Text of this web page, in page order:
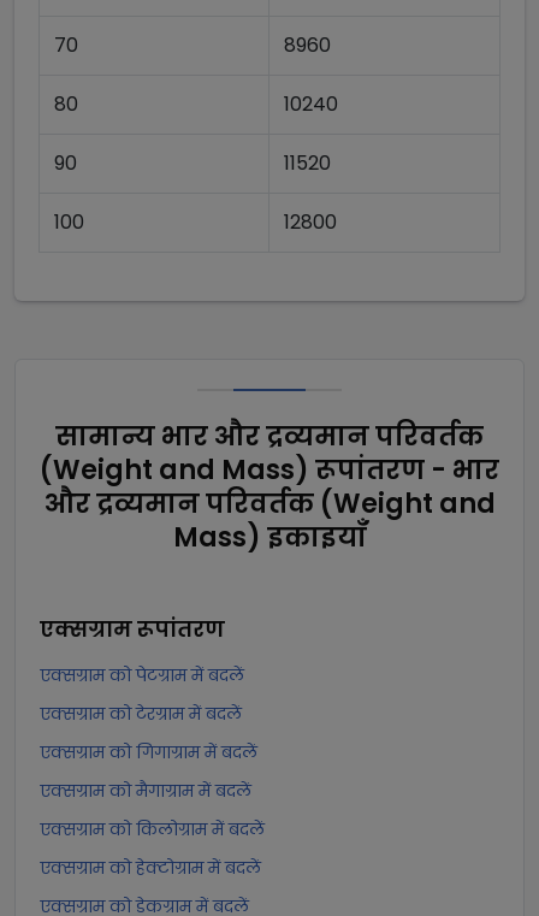
70 8960
80 10240
90 11520
100 12800
सामान्य भार और द्रव्यमान परिवर्तक
(Weight and Mass) रूपांतरण - भार
और द्रव्यमान परिवर्तक (Weight and
Mass) इकाइयाँ
एक्सग्रामरूपांतरण
एक्सग्राम को पेटग्राम में बदलें
एक्सग्राम को टेरग्राम में बदलें
एक्सग्राम को गिगाग्राम में बदलें
एक्सग्राम को मैगाग्राम में बदलें
एक्सग्राम को किलोग्राम में बदलें
एक्सग्राम को हेक्टोग्राम में बदलें
एक्सग्राम को डेकग्राम में बदलें